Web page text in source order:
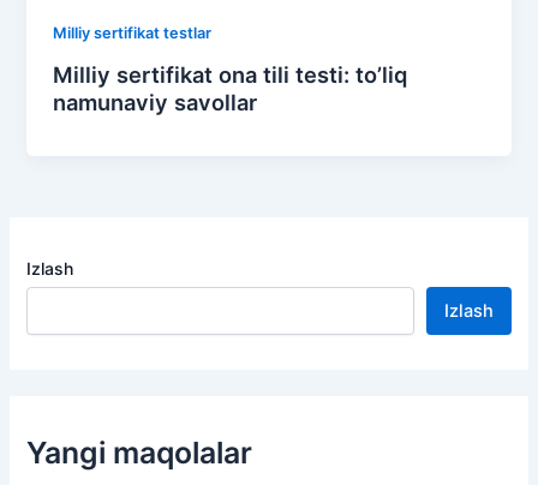
Milliy sertifikat testlar
Milliy sertifikat ona tili testi: to’liq
namunaviy savollar
Izlash
Izlash
Yangi maqolalar